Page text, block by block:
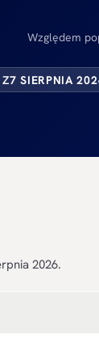
Względem
7 SIERPNIA
2026.